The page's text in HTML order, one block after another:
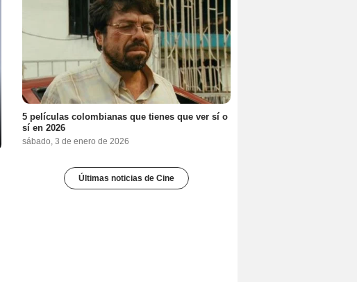
5 películas colombianas que tienes que ver sí o
sí en 2026
sábado, 3 de enero de 2026
Últimas noticias de Cine